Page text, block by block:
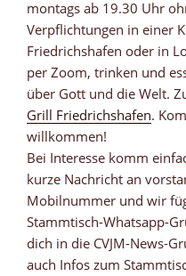
montags ab 19.30 Uhr
Verpflichtungen in einer
Friedrichshafen oder in
per Zoom, trinken und
über Gott und die Welt.
Grill Friedrichshafen.
willkommen!
Bei Interesse komm
kurze Nachricht an
Mobilnummer und wir
Stammtisch-Whatsapp-
dich in die CVJM-News-
auch Infos zum